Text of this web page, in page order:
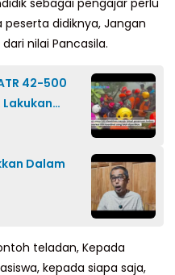
sebagai pengajar perlu
didiknya, Jangan
nilai Pancasila.
42-500
Lakukan
Dalam
teladan, Kepada
kepada siapa saja,